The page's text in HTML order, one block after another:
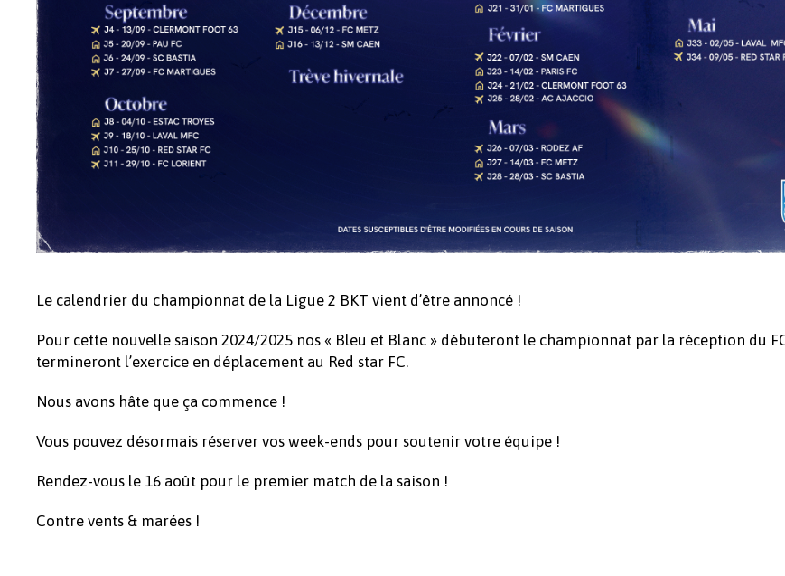
Le calendrier du championnat de la Ligue 2 BKT vient d’être annoncé !
Pour cette nouvelle saison 2024/2025 nos « Bleu et Blanc » débuteront le championnat par la réception du
termineront l’exercice en déplacement au Red star FC.
Nous avons hâte que ça commence !
Vous pouvez désormais réserver vos week-ends pour soutenir votre équipe !
Rendez-vous le 16 août pour le premier match de la saison !
Contre vents & marées !